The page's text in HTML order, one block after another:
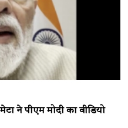
ने पीएम मोदी का वीडियो